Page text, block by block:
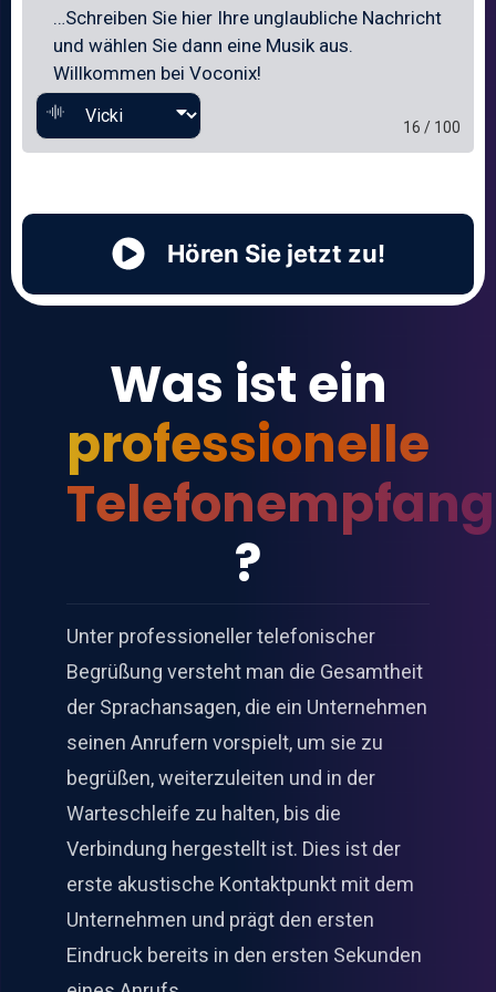
16 / 100
Hören Sie jetzt zu!
Was ist ein
professionelle
Telefonempfang
?
Unter professioneller telefonischer
Begrüßung versteht man die Gesamtheit
der Sprachansagen, die ein Unternehmen
seinen Anrufern vorspielt, um sie zu
begrüßen, weiterzuleiten und in der
Warteschleife zu halten, bis die
Verbindung hergestellt ist. Dies ist der
erste akustische Kontaktpunkt mit dem
Unternehmen und prägt den ersten
Eindruck bereits in den ersten Sekunden